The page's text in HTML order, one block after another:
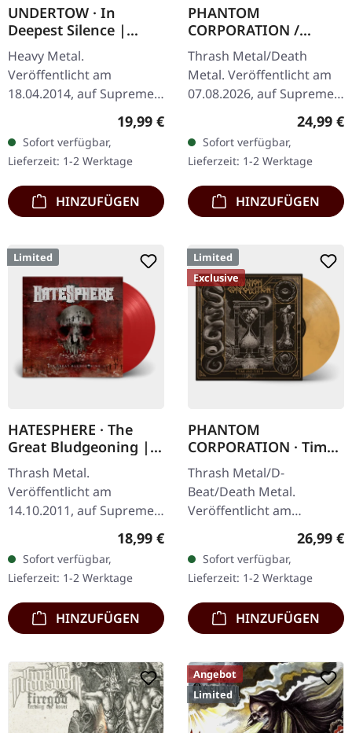
UNDERTOW · In
Deepest Silence |
BLACK LP
Heavy Metal.
Veröffentlicht am
18.04.2014, auf Supreme
Schwarzes Vinyl im
Gatefold-Cover. Limitiert
auf 200 Exemplare. · 180g
Vinyl…
Regulärer Preis:
19,99 €
Sofort verfügbar,
Lieferzeit: 1-2 Werktage
HINZUFÜGEN
PHANTOM
CORPORATION /
CATBREATH ·
Commando / Die By
The Claw |
ORANGE/BLACK/RED
Thrash Metal/Death
Metal. Veröffentlicht am
07.08.2026, auf Supreme
Chaos Records. Oranges
Vinyl mit schwarzen und
roten Splattern im
schweren…
24,99 €
Sofort verfügbar,
Lieferzeit: 1-2 Werktage
HINZUFÜGEN
Limited
HATESPHERE · The
Great Bludgeoning |
TRANSPARENT RED LP
Thrash Metal.
Veröffentlicht am
14.10.2011, auf Supreme
Transparent rotes Vinyl
im Gatefold-Cover,
nummeriert, limitiert auf
400…
Regulärer Preis:
18,99 €
Sofort verfügbar,
Lieferzeit: 1-2 Werktage
HINZUFÜGEN
Limited
Exclusive
PHANTOM
CORPORATION · Time
And Tide | ORANGE
MARBLED LP
Thrash Metal/D-
Beat/Death Metal.
Veröffentlicht am
12.12.2025, auf Supreme
Chaos Records. Orange
marmoriertes Vinyl mit
Insert. Limitiert auf 150…
26,99 €
Sofort verfügbar,
Lieferzeit: 1-2 Werktage
HINZUFÜGEN
Angebot
Limited